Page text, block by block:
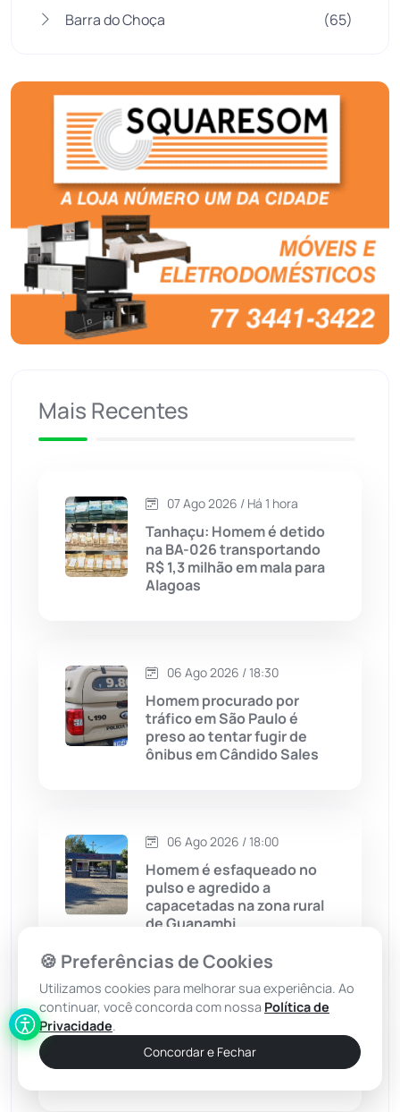
Barra do Choça (65)
Bom Jesus da Lapa (505)
Boquira (152)
Botuporã
Brasil (7679)
Brumado (31955)
Caetanos
Candiba
Cândido Sales (121)
Caturama
Chapada Diamantina (430)
Contendas do Sincorá
Cordeiros (49)
Dom Basílio
Economia (1235)
Mais Recentes
07 Ago 2026 / Há 1 hora
Tanhaçu: Homem é detido
na BA-026 transportando
R$ 1,3 milhão em mala para
Alagoas
06 Ago 2026 / 18:30
Homem procurado por
tráfico em São Paulo é
preso ao tentar fugir de
ônibus em Cândido Sales
06 Ago 2026 / 18:00
Homem é esfaqueado no
pulso e agredido a
capacetadas na zona rural
de Guanambi
06 Ago 2026 / 17:30
Idoso de 76 anos é preso
por estuprar criança com
deficiência em Jequié
🍪 Preferências de Cookies
Utilizamos cookies para melhorar sua experiência. Ao
continuar, você concorda com nossa Política de
Privacidade.
Concordar e Fechar